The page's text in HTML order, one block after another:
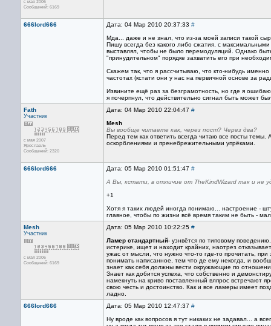
с мая 2006
Сообщений: 6169
666lord666 Дата: 04 Мар 2010 20:37:33 #
Мда... даже и не знал, что из-за моей записи такой
Пишу всегда без какого либо сжатия, с
выставлял, чтобы не было перемодуляций. Однако
"принудительном" порядке захватить его при
Скажем так, что я рассчитываю, что кто-нибудь
частотах (кстати они у нас на первичной основе за
Извините ещё раз за безграмотность, но где я
я почерпнул, что действительно сигнал быть может
Fath
Участник
с мая 2007
Ярославль
Сообщений: 2320
Дата: 04 Мар 2010 22:04:47 #
Mesh
Вы вообще читаете как, через пост? Через два?
Перед тем как ответить всегда читаю все посты
оскорблениями и пренебрежительными упрёками.
666lord666 Дата: 05 Мар 2010 01:51:47 #
А Вы, кстати, в отличие от TheKindWizard так и не
+1
Хотя я таких людей иногда понимаю... настроение -
главное, чтобы по жизни всё время таким не быть -
Mesh
Участник
с мая 2006
Сообщений: 6169
Дата: 05 Мар 2010 10:22:25 #
Ламер стандартный- узнвётся по типовому
истерике, ищет и находит крайних, наотрез
ужас от мысли, что нужно что-то где-то прочитать,
понимать написанное, тем что де ему некогда, и
знает как себя должны вести окружающие по
Знает как добится успеха, что собственно и
намекнуть на криво поставленный влпрос встречают
свою честь и достоинство. Как и все ламеры имеет
ладно.
666lord666
Дата: 05 Мар 2010 12:47:37 #
Ну вроде как вопросов я тут никаких не задавал... а